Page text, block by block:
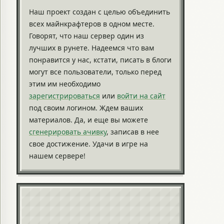
Наш проект создан с целью объединить
всех майнкрафтеров в одном месте.
Говорят, что наш сервер один из
лучших в рунете. Надеемся что вам
понравится у нас, кстати, писать в блоги
могут все пользователи, только перед
этим им необходимо
зарегистрироваться или войти на сайт
под своим логином. Ждем ваших
материалов. Да, и еще вы можете
сгенерировать ачивку, записав в нее
свое достижение. Удачи в игре на
нашем сервере!